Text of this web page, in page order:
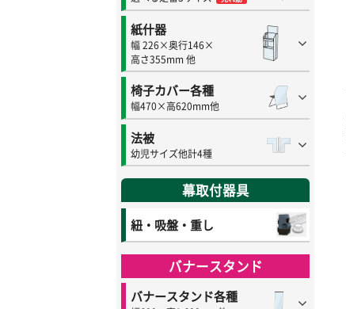
紙什器
幅 226×奥行146×
高さ355mm 他
椅子カバー各種
幅470×高620mm他
法被
幼児サイズ他計4種
幕取付器具
紐・吸盤・重し
バナースタンド
バナースタンド各種